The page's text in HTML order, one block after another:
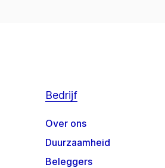
Bedrijf
Over ons
Duurzaamheid
Beleggers